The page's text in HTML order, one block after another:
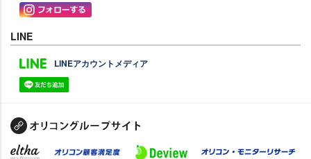
LINE
LINEアカウントメディア